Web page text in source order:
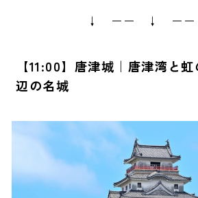
↓ ーー ↓ ー
【11:00】唐津城｜唐津湾と
辺の名城